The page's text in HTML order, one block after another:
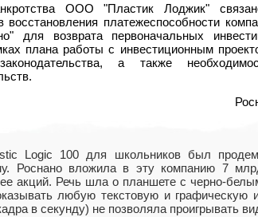
ООО "Пластик Лоджик"
платежеспособности
для возврата первоначальных
плана работы с инвестиционным
а также
Logic 100 для школьников был
Роснано вложила в эту компанию 7
акций. Речь шла о планшете с черно-
любую текстовую и графическую
в секунду) не позволяла проигрывать